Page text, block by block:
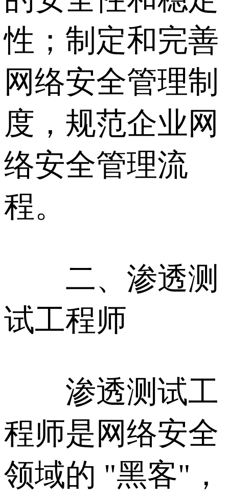
性；制定和完善
网络安全管理制
度，规范企业网
络安全管理流
程。
二、渗透测
试工程师
渗透测试工
程师是网络安全
领域的 "黑客"，